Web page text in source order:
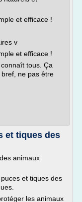
et efficace !
v
et efficace !
tous. Ça
ne pas être
et tiques des
animaux
et tiques des
les animaux